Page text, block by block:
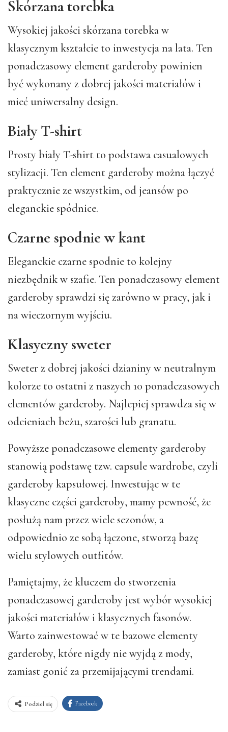
Skórzana torebka
Wysokiej jakości skórzana torebka w
klasycznym kształcie to inwestycja na lata. Ten
ponadczasowy element garderoby powinien
być wykonany z dobrej jakości materiałów i
mieć uniwersalny design.
Biały T-shirt
Prosty biały T-shirt to podstawa casualowych
stylizacji. Ten element garderoby można łączyć
praktycznie ze wszystkim, od jeansów po
eleganckie spódnice.
Czarne spodnie w kant
Eleganckie czarne spodnie to kolejny
niezbędnik w szafie. Ten ponadczasowy element
garderoby sprawdzi się zarówno w pracy, jak i
na wieczornym wyjściu.
Klasyczny sweter
Sweter z dobrej jakości dzianiny w neutralnym
kolorze to ostatni z naszych 10 ponadczasowych
elementów garderoby. Najlepiej sprawdza się w
odcieniach beżu, szarości lub granatu.
Powyższe ponadczasowe elementy garderoby
stanowią podstawę tzw. capsule wardrobe, czyli
garderoby kapsułowej. Inwestując w te
klasyczne części garderoby, mamy pewność, że
posłużą nam przez wiele sezonów, a
odpowiednio ze sobą łączone, stworzą bazę
wielu stylowych outfitów.
Pamiętajmy, że kluczem do stworzenia
ponadczasowej garderoby jest wybór wysokiej
jakości materiałów i klasycznych fasonów.
Warto zainwestować w te bazowe elementy
garderoby, które nigdy nie wyjdą z mody,
zamiast gonić za przemijającymi trendami.
Podziel się Facebook